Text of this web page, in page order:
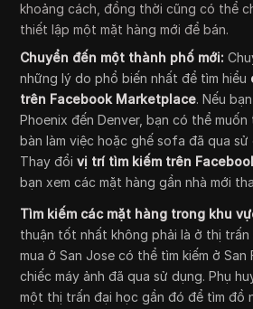
khoảng cách, đồng thời cũng có thể
thiết lập một mặt hàng mới để bán.
Chuyển đến một thành phố mới:
những lý do phổ biến nhất để tìm hiểu
trên Facebook Marketplace. Nếu
Phoenix đến Denver, bạn có thể muốn
bàn làm việc hoặc ghế sofa đã qua
Thay đổivị trí tìm kiếm trên
bạn xem các mặt hàng gần nhà mới
Tìm kiếm các mặt hàng trong khu
thuận tốt nhất không phải là ở thị
mua ở San Jose có thể tìm kiếm ở
chiếc máy ảnh đã qua sử dụng. Phụ
một thị trấn đại học gần đó để tìm đồ